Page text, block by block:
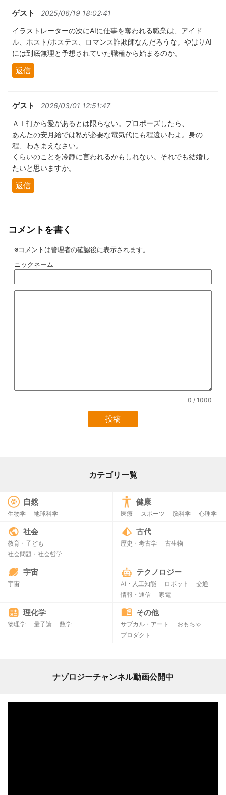
ゲスト 2025/06/19 18:02:41
イラストレーターの次にAIに仕事を奪われる職業は、アイド
ル、ホスト/ホステス、ロマンス詐欺師なんだろうな。やはりAI
には到底無理と予想されていた職種から始まるのか。
返信
ゲスト 2026/03/01 12:51:47
ＡＩ打から愛があるとは限らない。プロポーズしたら、
あんたの安月給では私が必要な電気代にも程遠いわよ。身の
程、わきまえなさい。
くらいのことを冷静に言われるかもしれない。それでも結婚し
たいと思いますか。
返信
コメントを書く
※コメントは管理者の確認後に表示されます。
ニックネーム
0 / 1000
カテゴリー覧
自然
生物学 地球科学
健康
医療 スポーツ 脳科学 心理学
社会
教育・子ども
社会問題・社会哲学
古代
歴史・考古学 古生物
宇宙
宇宙
テクノロジー
AI・人工知能 ロボット
交通
情報・通信
家電
理化学
物理学 量子論 数学
その他
サブカル・アート
おもちゃ
プロダクト
ナゾロジーチャンネル動画公開中